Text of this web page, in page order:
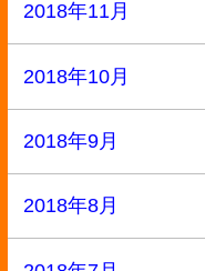
2017年8月
2017年7月
2017年6月
2017年4月